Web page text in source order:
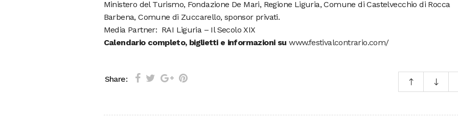
Ministero del Turismo, Fondazione De Mari, Regione Liguria, Comune di Castelvecchio di Rocca
Barbena, Comune di Zuccarello, sponsor privati.
Media Partner: RAI Liguria – Il Secolo XIX
Calendario completo, biglietti e informazioni suwww.festivalcontrario.com/
Share: